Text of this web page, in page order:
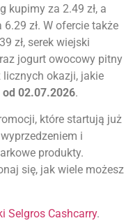
kupimy za 2.49 zł, a
6.29 zł. W ofercie także
zł, serek wiejski
jogurt owocowy pitny
licznych okazji, jakie
02.07.2026.
które startują już
i
produkty.
się, jak wiele możesz
Selgros Cashcarry.